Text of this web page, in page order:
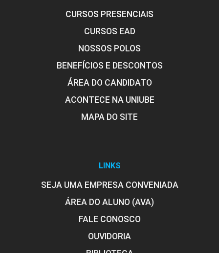
Estética Corporal
10h
Inovações Tecnológicas no Manejo de
Afecções Cutâneas Corporais
10h
CURSOS PRESENCIAIS
CURSOS EAD
NOSSOS POLOS
BENEFÍCIOS E DESCONTOS
ÁREA DO CANDIDATO
ACONTECE NA UNIUBE
MAPA DO SITE
LINKS
SEJA UMA EMPRESA CONVENIADA
ÁREA DO ALUNO (AVA)
FALE CONOSCO
OUVIDORIA